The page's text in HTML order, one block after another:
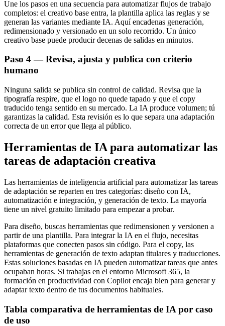
Une los pasos en una secuencia para automatizar flujos de trabajo
completos: el creativo base entra, la plantilla aplica las reglas y se
generan las variantes mediante IA. Aquí encadenas generación,
redimensionado y versionado en un solo recorrido. Un único
creativo base puede producir decenas de salidas en minutos.
Paso 4 — Revisa, ajusta y publica con criterio
humano
Ninguna salida se publica sin control de calidad. Revisa que la
tipografía respire, que el logo no quede tapado y que el copy
traducido tenga sentido en su mercado. La IA produce volumen; tú
garantizas la calidad. Esta revisión es lo que separa una adaptación
correcta de un error que llega al público.
Herramientas de IA para automatizar las
tareas de adaptación creativa
Las herramientas de inteligencia artificial para automatizar las tareas
de adaptación se reparten en tres categorías: diseño con IA,
automatización e integración, y generación de texto. La mayoría
tiene un nivel gratuito limitado para empezar a probar.
Para diseño, buscas herramientas que redimensionen y versionen a
partir de una plantilla. Para integrar la IA en el flujo, necesitas
plataformas que conecten pasos sin código. Para el copy, las
herramientas de generación de texto adaptan titulares y traducciones.
Estas soluciones basadas en IA pueden automatizar tareas que antes
ocupaban horas. Si trabajas en el entorno Microsoft 365, la
formación en productividad con Copilot encaja bien para generar y
adaptar texto dentro de tus documentos habituales.
Tabla comparativa de herramientas de IA por caso
de uso